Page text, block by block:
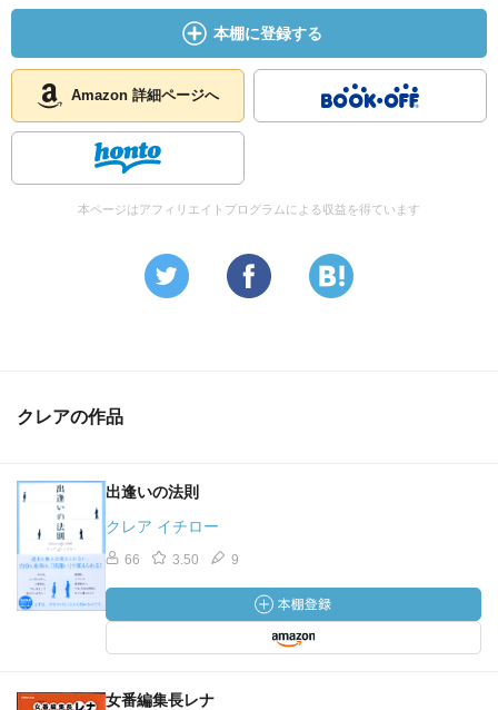
本棚に登録する
Amazon 詳細ページへ
本ページはアフィリエイトプログラムによる収益を得ています
クレアの作品
出逢いの法則
クレア イチロー
66 3.50 9
女番編集長レナ